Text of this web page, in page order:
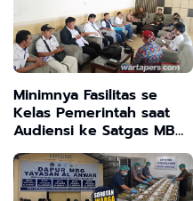
Minimnya Fasilitas se
Kelas Pemerintah saat
Audiensi ke Satgas MBG
, Ketua MCS Sebut
Mereka "Macan Ompong"
tak Serius Dorong